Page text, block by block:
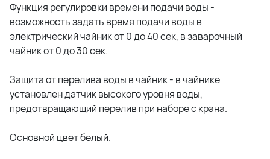
Функция регулировки времени подачи воды -
возможность задать время подачи воды в
электрический чайник от 0 до 40 сек, в заварочный
чайник от 0 до 30 сек.
Защита от перелива воды в чайник - в чайнике
установлен датчик высокого уровня воды,
предотвращающий перелив при наборе с крана.
Основной цвет белый.